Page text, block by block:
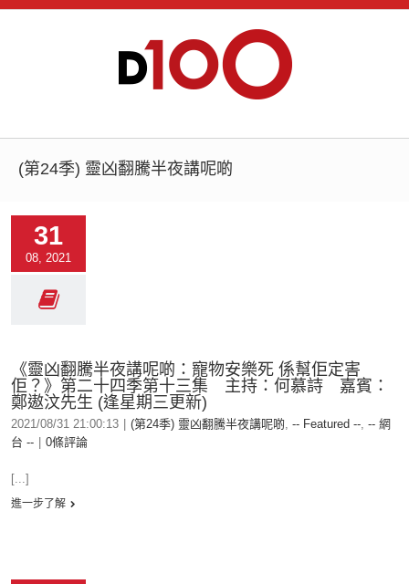
(第24季) 靈凶翻騰半夜講呢啲
31
08, 2021
《靈凶翻騰半夜講呢啲：寵物安樂死 係幫佢定害
佢？》第二十四季第十三集 主持：何慕詩 嘉賓：
鄭遨汶先生 (逢星期三更新)
2021/08/31 21:00:13 (第24季) 靈凶翻騰半夜講呢啲, -- Featured --, -- 網
台 --
0條評論
[...]
進一步了解